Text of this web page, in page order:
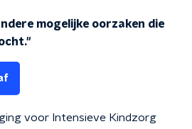
mogelijke oorzaken die
voor Intensieve Kindzorg